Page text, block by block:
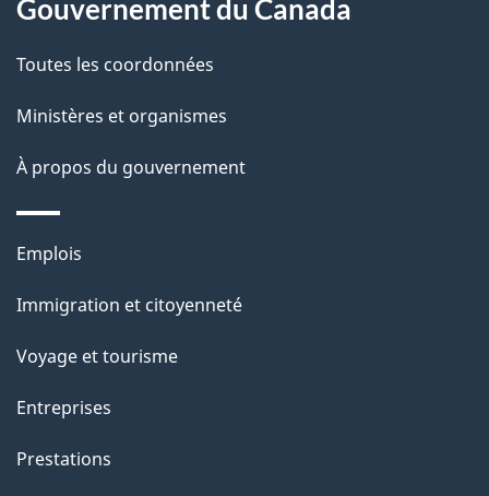
a
g
e
a
c
i
o
s
u
e
t
e
Gouvernement du Canada
Toutes les coordonnées
Ministères et organismes
À propos du gouvernement
Thèmes
sujets
Emplois
Immigration et citoyenneté
Voyage et tourisme
Entreprises
Prestations